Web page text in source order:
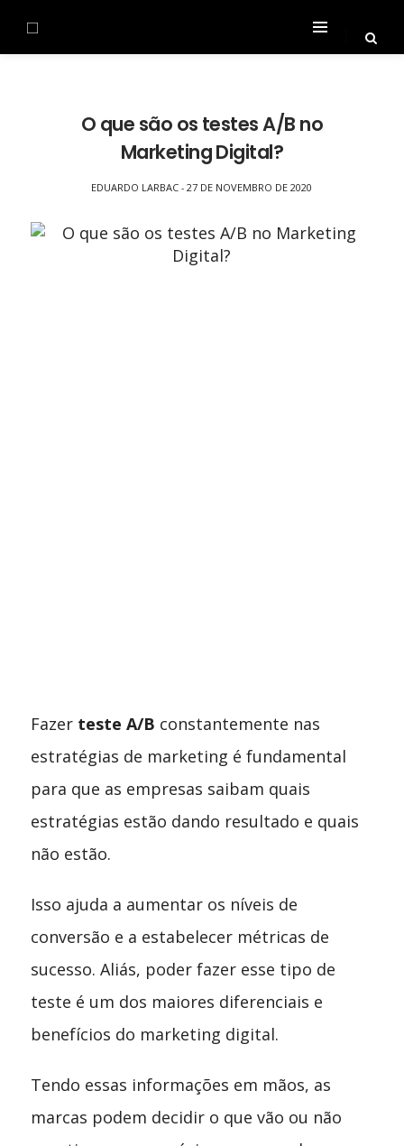
O que são os testes A/B no
Marketing Digital?
EDUARDO LARBAC - 27 DE NOVEMBRO DE 2020
Fazer teste A/B constantemente nas
estratégias de marketing é fundamental
para que as empresas saibam quais
estratégias estão dando resultado e quais
não estão.
Isso ajuda a aumentar os níveis de
conversão e a estabelecer métricas de
sucesso. Aliás, poder fazer esse tipo de
teste é um dos maiores diferenciais e
benefícios do marketing digital.
Tendo essas informações em mãos, as
marcas podem decidir o que vão ou não